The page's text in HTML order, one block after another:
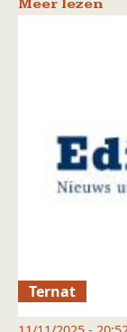
Meer lezen
Ternat